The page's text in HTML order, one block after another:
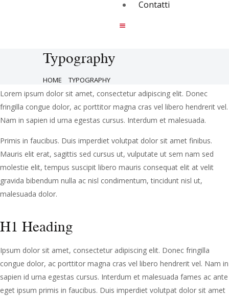
Contatti
Typography
HOME TYPOGRAPHY
Lorem ipsum dolor sit amet, consectetur adipiscing elit. Donec
fringilla congue dolor, ac porttitor magna cras vel libero hendrerit vel.
Nam in sapien id urna egestas cursus. Interdum et malesuada.
Primis in faucibus. Duis imperdiet volutpat dolor sit amet finibus.
Mauris elit erat, sagittis sed cursus ut, vulputate ut sem nam sed
molestie elit, tempus suscipit libero mauris consequat elit at velit
gravida bibendum nulla ac nisl condimentum, tincidunt nisl ut,
malesuada dolor.
H1 Heading
Ipsum dolor sit amet, consectetur adipiscing elit. Donec fringilla
congue dolor, ac porttitor magna cras vel libero hendrerit vel. Nam in
sapien id urna egestas cursus. Interdum et malesuada fames ac ante
eget ipsum primis in faucibus. Duis imperdiet volutpat dolor sit amet